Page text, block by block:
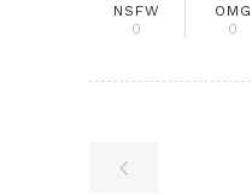
NSFW
0
OMG
0